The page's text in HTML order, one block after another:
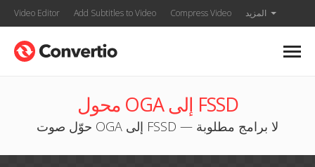
Video Editor Add Subtitles to Video Compress Video المزيد
محول OGA إلى FSSD
حوّل صوت OGA إلى FSSD — لا برامج مطلوبة